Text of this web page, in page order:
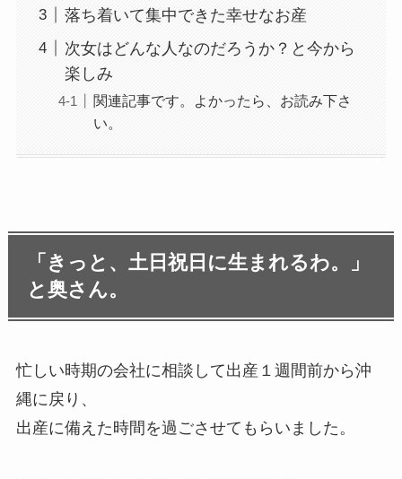
落ち着いて集中できた幸せなお産
次女はどんな人なのだろうか？と今から
楽しみ
関連記事です。よかったら、お読み下さ
い。
「きっと、土日祝日に生まれるわ。」
と奥さん。
忙しい時期の会社に相談して出産１週間前から沖
縄に戻り、
出産に備えた時間を過ごさせてもらいました。